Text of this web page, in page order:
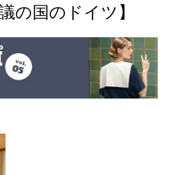
の国のドイツ】